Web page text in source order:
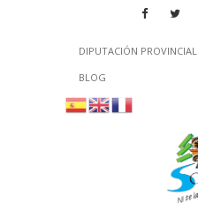
DIPUTACIÓN PROVINCIAL
BLOG